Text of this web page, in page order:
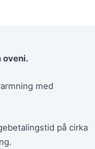
oveni.
med
på cirka